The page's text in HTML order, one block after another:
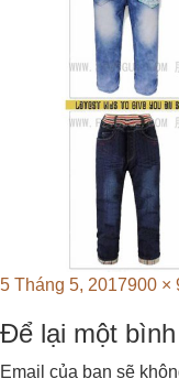
Posted
5 Tháng 5, 2017Full
900 ×
Để lại một
Email của bạn sẽ